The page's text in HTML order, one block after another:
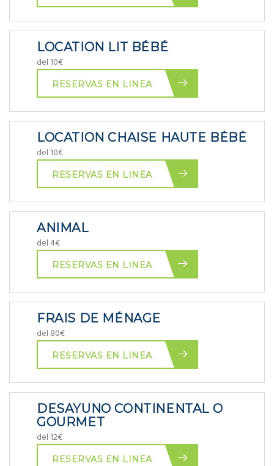
LOCATION LIT BÉBÉ
del 10€
RESERVAS EN LINEA
LOCATION CHAISE HAUTE BÉBÉ
del 10€
RESERVAS EN LINEA
ANIMAL
del 4€
RESERVAS EN LINEA
FRAIS DE MÉNAGE
del 80€
RESERVAS EN LINEA
DESAYUNO CONTINENTAL O
GOURMET
del 12€
RESERVAS EN LINEA